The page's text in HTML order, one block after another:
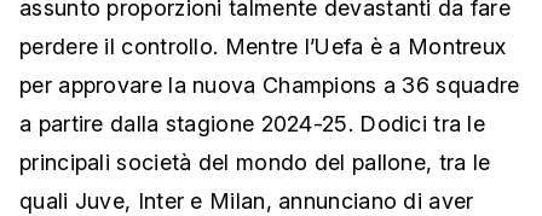
assunto proporzioni talmente devastanti da fare
perdere il controllo. Mentre l’Uefa è a Montreux
per approvare la nuova Champions a 36 squadre
a partire dalla stagione 2024-25. Dodici tra le
principali società del mondo del pallone, tra le
quali Juve, Inter e Milan, annunciano di aver